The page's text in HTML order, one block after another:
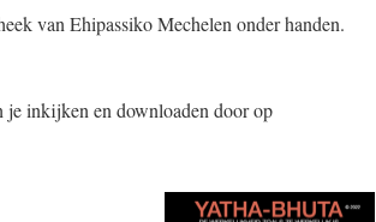
van Ehipassiko Mechelen onder handen.
je inkijken en downloaden door op